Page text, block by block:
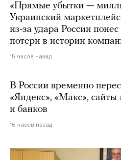
«Прямые убытки —
Украинский
из-за удара России
потери в истории
15 часов назад
В России временно
«Яндекс», «Макс», сайты
и банков
16 часов назад